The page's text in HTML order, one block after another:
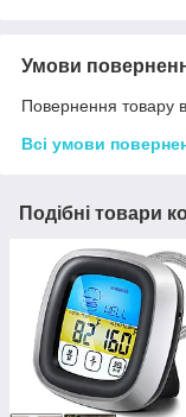
Умови
Повернення товару
Всі умови
Подібні товари